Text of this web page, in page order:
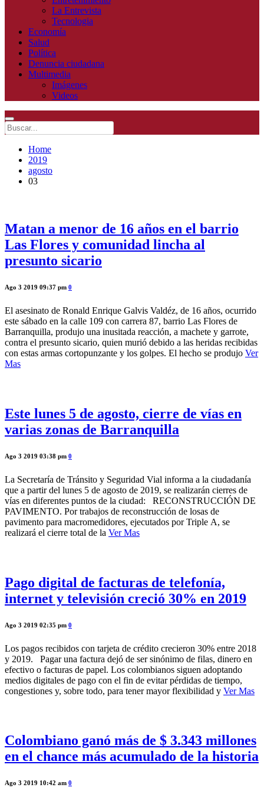
La Entrevista
Tecnologia
Economía
Salud
Política
Denuncia ciudadana
Multimedia
Imágenes
Videos
Home
2019
agosto
03
Matan a menor de 16 años en el barrio
Las Flores y comunidad lincha al
presunto sicario
Ago 3 2019 09:37 pm 0
El asesinato de Ronald Enrique Galvis Valdéz, de 16 años, ocurrido
este sábado en la calle 109 con carrera 87, barrio Las Flores de
Barranquilla, produjo una inusitada reacción, a machete y garrote,
contra el presunto sicario, quien murió debido a las heridas recibidas
con estas armas cortopunzante y los golpes. El hecho se produjo Ver
Mas
Este lunes 5 de agosto, cierre de vías en
varias zonas de Barranquilla
Ago 3 2019 03:38 pm 0
La Secretaría de Tránsito y Seguridad Vial informa a la ciudadanía
que a partir del lunes 5 de agosto de 2019, se realizarán cierres de
vías en diferentes puntos de la ciudad: RECONSTRUCCIÓN DE
PAVIMENTO. Por trabajos de reconstrucción de losas de
pavimento para macromedidores, ejecutados por Triple A, se
realizará el cierre total de la Ver Mas
Pago digital de facturas de telefonía,
internet y televisión creció 30% en 2019
Ago 3 2019 02:35 pm 0
Los pagos recibidos con tarjeta de crédito crecieron 30% entre 2018
y 2019. Pagar una factura dejó de ser sinónimo de filas, dinero en
efectivo o facturas de papel. Los colombianos siguen adoptando
medios digitales de pago con el fin de evitar pérdidas de tiempo,
congestiones y, sobre todo, para tener mayor flexibilidad y Ver Mas
Colombiano ganó más de $ 3.343 millones
en el chance más acumulado de la historia
Ago 3 2019 10:42 am 0